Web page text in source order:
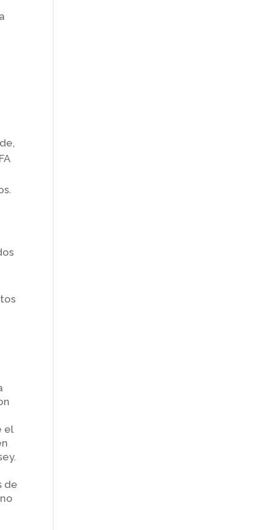
el
de